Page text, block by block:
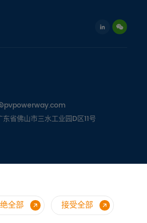
全部 接受全部
省佛山市三水工业园D区11号